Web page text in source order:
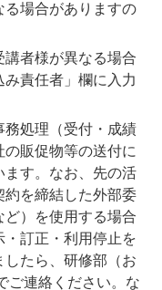
る場合がありますの
者様が異なる場合
責任者」欄に入力
務処理（受付・成績
販促物等の送付に
ます。なお、先の活
約を締結した外部委
）を使用する場合
訂正・利用停止を
したら、研修部（お
ご連絡ください。な